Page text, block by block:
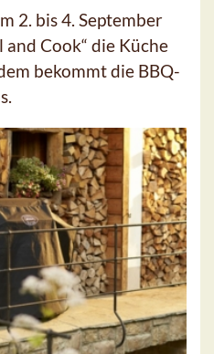
2. bis 4. September
Cook“ die Küche
bekommt die BBQ-